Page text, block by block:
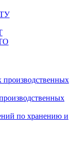
по хранению и